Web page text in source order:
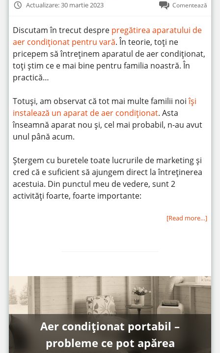
Actualizare: 30 martie 2023 Comentează
Discutam în trecut despre pregătirea aparatului de
aer condiționat pentru vară. În teorie, toți ne
pricepem să întreținem aparatul de aer condiționat,
toți știm ce e mai bine pentru familia noastră. În
practică…
Totuși, am observat că tot mai multe familii noiîși
instalează un aparat de aer condiționat. Asta
înseamnă aparat nou și, cel mai probabil, n-au avut
unul până acum.
Ștergem cu buretele toate lucrurile de marketing și
cred că e suficient să ajungem direct la întreținerea
acestuia. Din punctul meu de vedere, sunt 2
activități foarte, foarte importante:
[Read more…]
Aer condiționat portabil –
probleme ce pot apărea